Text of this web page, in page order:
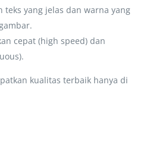
teks yang jelas dan warna yang
cepat (high speed) dan
kualitas terbaik hanya di